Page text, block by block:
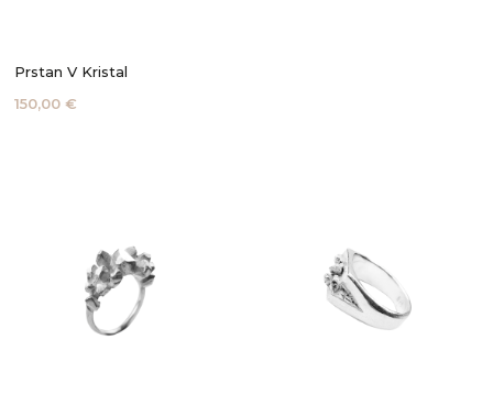
Prstan V Kristal
150,00 €